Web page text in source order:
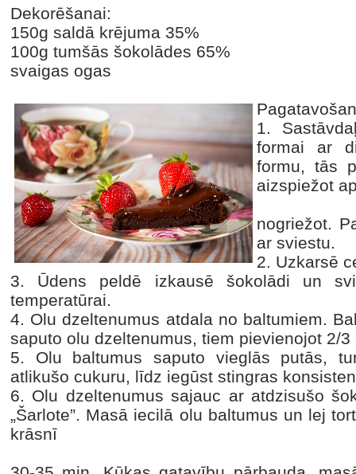
Dekorēšanai:
150g saldā krējuma 35%
100g tumšās šokolādes 65%
svaigas ogas
1.
formai ar
formu, tās
aizspiežot
nogriežot.
ar sviestu.
2. Uzkarsē
3. Ūdens peldē izkausē šokolādi un
temperatūrai.
4. Olu dzeltenumus atdala no baltumiem.
saputo olu dzeltenumus, tiem pievienojot 2/
5. Olu baltumus saputo vieglās putās,
atlikušo cukuru, līdz iegūst stingras
6. Olu dzeltenumus sajauc ar atdzisušo
„Šarlote”. Masā iecilā olu baltumus un lej
krāsnī